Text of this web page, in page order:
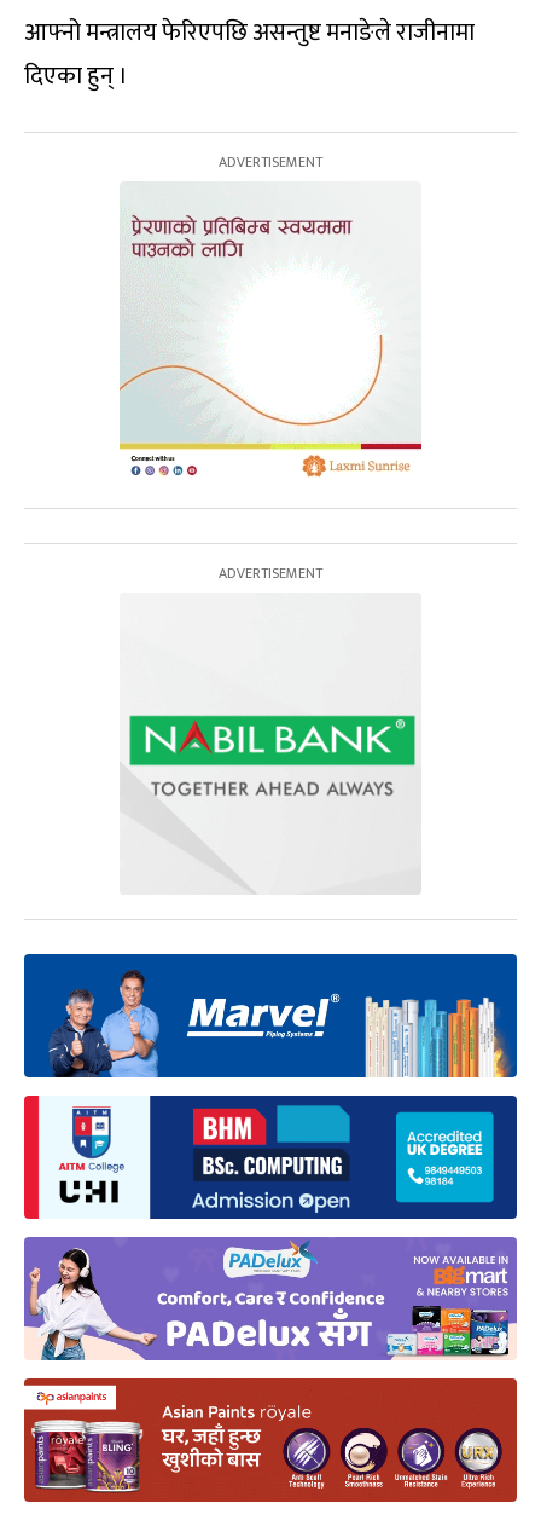
आफ्नो मन्त्रालय फेरिएपछि असन्तुष्ट मनाङेले राजीनामा
दिएका हुन् ।